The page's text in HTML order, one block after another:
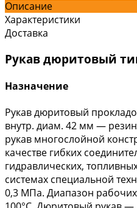
Описание
Характеристики
Доставка
Рукав дюритовый
Назначение
Рукав дюритовый
внутр. диам. 42 мм —
рукав многослойной
качестве гибких
гидравлических,
системах специальной
0,3 МПа. Диапазон рабочих